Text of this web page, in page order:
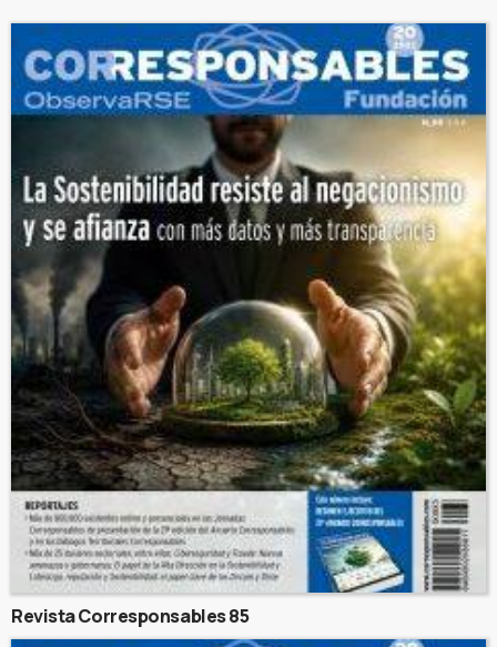
Revista Corresponsables 85